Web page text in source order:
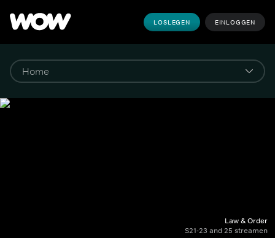
LOSLEGEN EINLOGGEN
Law & Order
S21-23 and 25 streamen